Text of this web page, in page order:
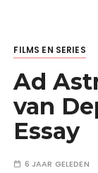
FILMS EN SERIES
Ad
van
Essay
6 JAAR GELEDEN